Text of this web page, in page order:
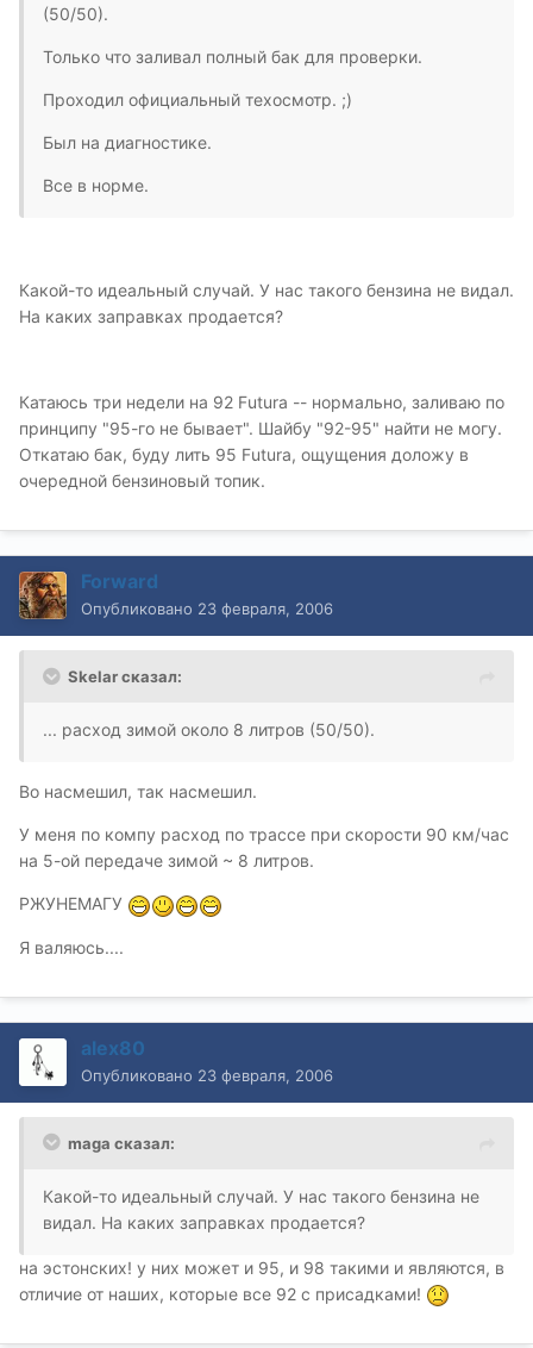
(50/50).
Только что заливал полный бак для проверки.
Проходил официальный техосмотр. ;)
Был на диагностике.
Все в норме.
Какой-то идеальный случай. У нас такого бензина не видал.
На каких заправках продается?
Катаюсь три недели на 92 Futura -- нормально, заливаю по
принципу "95-го не бывает". Шайбу "92-95" найти не могу.
Откатаю бак, буду лить 95 Futura, ощущения доложу в
очередной бензиновый топик.
Forward
Опубликовано 23 февраля, 2006
Skelar сказал:
... расход зимой около 8 литров (50/50).
Во насмешил, так насмешил.
У меня по компу расход по трассе при скорости 90 км/час
на 5-ой передаче зимой ~ 8 литров.
РЖУНЕМАГУ
Я валяюсь....
alex80
Опубликовано 23 февраля, 2006
maga сказал:
Какой-то идеальный случай. У нас такого бензина не
видал. На каких заправках продается?
на эстонских! у них может и 95, и 98 такими и являются, в
отличие от наших, которые все 92 с присадками!